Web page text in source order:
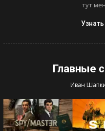
тут
Главные
Иван